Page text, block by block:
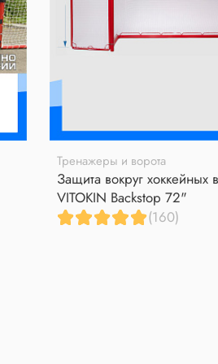
Тренажеры и ворота
Защита вокруг хоккейных
VITOKIN Backstop 72"
(160)